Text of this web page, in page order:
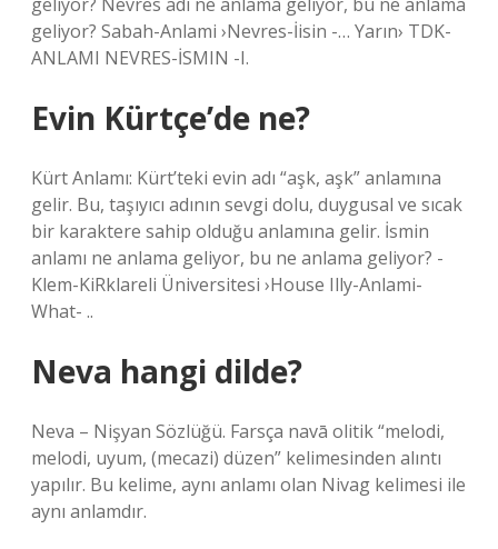
geliyor? Sabah-Anlami ›Nevres-İisin -… Yarın› TDK-
ANLAMI NEVRES-İSMIN -I.
Evin Kürtçe’de ne?
Kürt Anlamı: Kürt’teki evin adı “aşk, aşk” anlamına
gelir. Bu, taşıyıcı adının sevgi dolu, duygusal ve sıcak
bir karaktere sahip olduğu anlamına gelir. İsmin
anlamı ne anlama geliyor, bu ne anlama geliyor? -
Klem-KiRklareli Üniversitesi ›House Illy-Anlami-
What- ..
Neva hangi dilde?
Neva – Nişyan Sözlüğü. Farsça navā olitik “melodi,
melodi, uyum, (mecazi) düzen” kelimesinden alıntı
yapılır. Bu kelime, aynı anlamı olan Nivag kelimesi ile
aynı anlamdır.